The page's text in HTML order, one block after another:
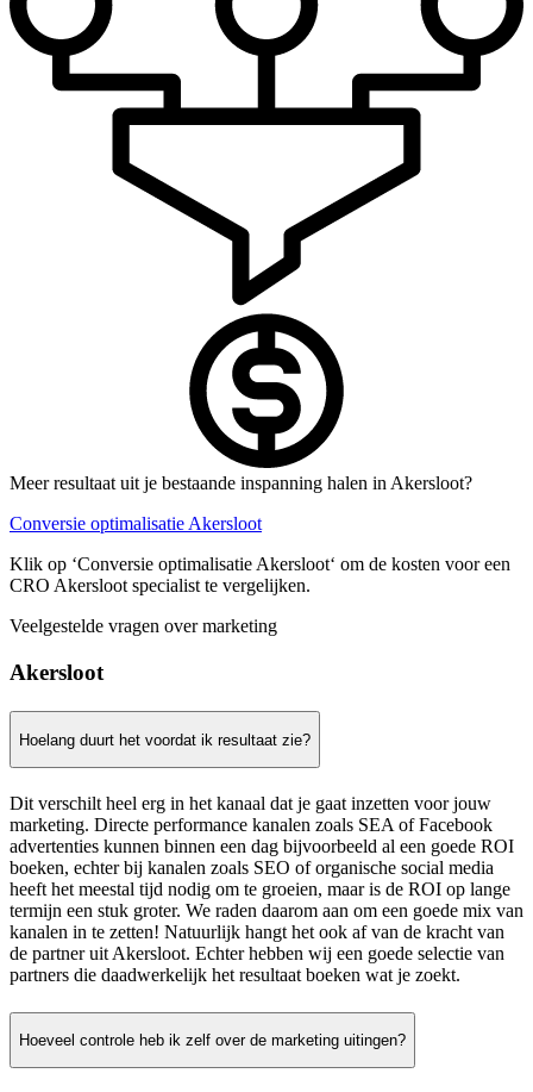
Meer resultaat uit je bestaande inspanning halen in Akersloot?
Conversie optimalisatie Akersloot
Klik op ‘Conversie optimalisatie Akersloot‘ om de kosten voor een
CRO Akersloot specialist te vergelijken.
Veelgestelde vragen over marketing
Akersloot
Hoelang duurt het voordat ik resultaat zie?
Dit verschilt heel erg in het kanaal dat je gaat inzetten voor jouw
marketing. Directe performance kanalen zoals SEA of Facebook
advertenties kunnen binnen een dag bijvoorbeeld al een goede ROI
boeken, echter bij kanalen zoals SEO of organische social media
heeft het meestal tijd nodig om te groeien, maar is de ROI op lange
termijn een stuk groter. We raden daarom aan om een goede mix van
kanalen in te zetten! Natuurlijk hangt het ook af van de kracht van
de partner uit Akersloot. Echter hebben wij een goede selectie van
partners die daadwerkelijk het resultaat boeken wat je zoekt.
Hoeveel controle heb ik zelf over de marketing uitingen?